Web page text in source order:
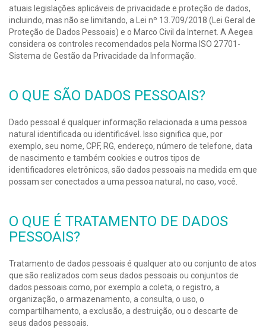
atuais legislações aplicáveis de privacidade e proteção de dados,
incluindo, mas não se limitando, a Lei nº 13.709/2018 (Lei Geral de
Proteção de Dados Pessoais) e o Marco Civil da Internet. A Aegea
considera os controles recomendados pela Norma ISO 27701-
Sistema de Gestão da Privacidade da Informação.
O QUE SÃO DADOS PESSOAIS?
Dado pessoal é qualquer informação relacionada a uma pessoa
natural identificada ou identificável. Isso significa que, por
exemplo, seu nome, CPF, RG, endereço, número de telefone, data
de nascimento e também cookies e outros tipos de
identificadores eletrônicos, são dados pessoais na medida em que
possam ser conectados a uma pessoa natural, no caso, você.
O QUE É TRATAMENTO DE DADOS
PESSOAIS?
Tratamento de dados pessoais é qualquer ato ou conjunto de atos
que são realizados com seus dados pessoais ou conjuntos de
dados pessoais como, por exemplo a coleta, o registro, a
organização, o armazenamento, a consulta, o uso, o
compartilhamento, a exclusão, a destruição, ou o descarte de
seus dados pessoais.